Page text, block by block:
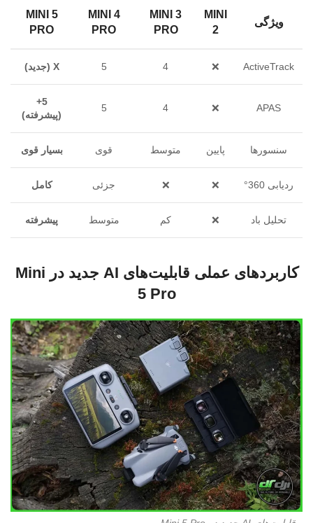
ویژگی
MINI
2
MINI 3
PRO
MINI 4
PRO
MINI 5
PRO
ActiveTrack
❌
4
5 X (جدید)
APAS
❌
4
5
5+
(پیشرفته)
سنسورها پایین متوسط قوی بسیار قوی
ردیابی 360° ❌
❌ جزئی کامل
تحلیل باد ❌ کم متوسط پیشرفته
کاربردهای عملی قابلیت‌های AI جدید در Mini
5 Pro